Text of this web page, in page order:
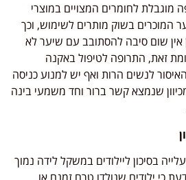
מוגבלת לחומרים המצויים במוצרי
המוכרים בשוק מותרים לשימוש, וכך
אין שום סיבה להסתובב עם שיער לא
זאת, התרופה לטיפול באקנה
לנשים הרות ואף יש למנוע כניסה
שנמצא קשר ברור וחד משמעי בינה
בסיכון ליילודים במשקל לידה נמוך